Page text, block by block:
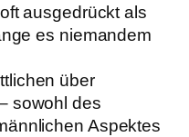
ausgedrückt als
es niemandem
über
sowohl des
Aspektes